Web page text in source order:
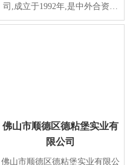
司,成立于1992年,是中外合资企
业。位于广东省东莞市寮步镇松
佛山市顺德区德粘堡实业有
限公司
佛山市顺德区德粘堡实业有限公